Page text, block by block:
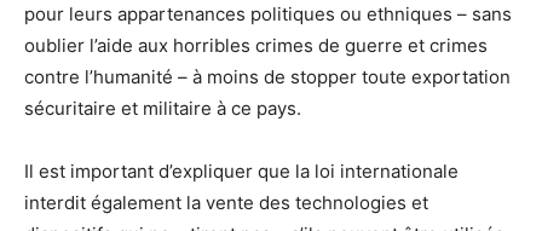
pour leurs appartenances politiques ou ethniques – sans
oublier l’aide aux horribles crimes de guerre et crimes
contre l’humanité – à moins de stopper toute exportation
sécuritaire et militaire à ce pays.
Il est important d’expliquer que la loi internationale
interdit également la vente des technologies et